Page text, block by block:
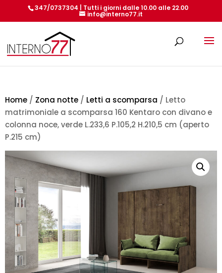
347/0737304 | Tutti i giorni dalle 10.00 alle 22.00
info@interno77.it
Home / Zona notte / Letti a scomparsa / Letto
matrimoniale a scomparsa 160 Kentaro con divano e
colonna noce, verde L.233,6 P.105,2 H.210,5 cm (aperto
P.215 cm)